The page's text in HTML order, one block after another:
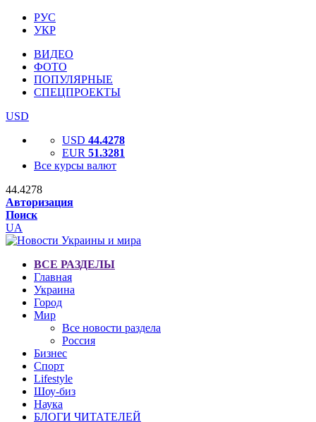
РУС
УКР
ВИДЕО
ФОТО
ПОПУЛЯРНЫЕ
СПЕЦПРОЕКТЫ
USD
USD 44.4278
EUR 51.3281
Все курсы валют
44.4278
Авторизация
Поиск
UA
ВСЕ РАЗДЕЛЫ
Главная
Украина
Город
Мир
Все новости раздела
Россия
Бизнес
Спорт
Lifestyle
Шоу-биз
Наука
БЛОГИ ЧИТАТЕЛЕЙ